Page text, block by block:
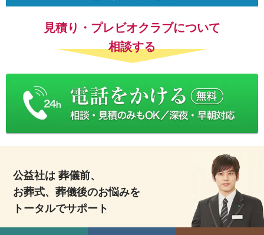
見積り・プレビオクラブについて
相談する
公益社は 葬儀前、
お葬式、葬儀後のお悩みを
トータルでサポート